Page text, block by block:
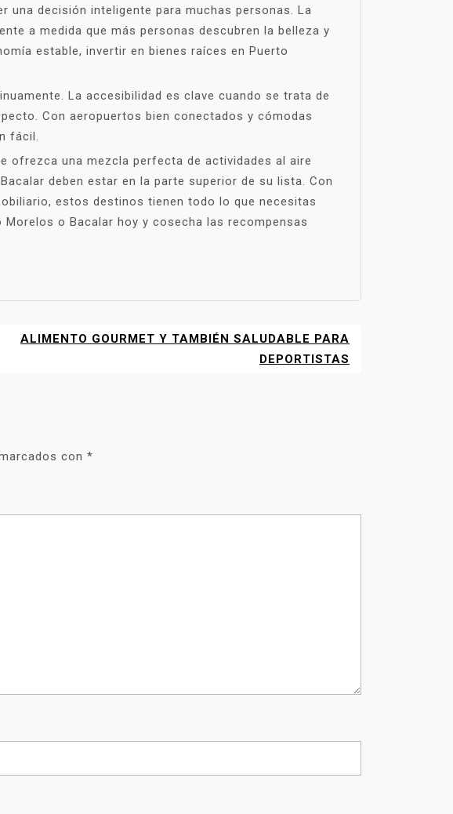
decisión inteligente para muchas personas. La
a medida que más personas descubren la belleza y
estable, invertir en bienes raíces en Puerto
La accesibilidad es clave cuando se trata de
Con aeropuertos bien conectados y cómodas
fácil.
ofrezca una mezcla perfecta de actividades al aire
deben estar en la parte superior de su lista. Con
estos destinos tienen todo lo que necesitas
o Bacalar hoy y cosecha las recompensas
ALIMENTO GOURMET Y TAMBIÉN SALUDABLE PARA
DEPORTISTAS
con *